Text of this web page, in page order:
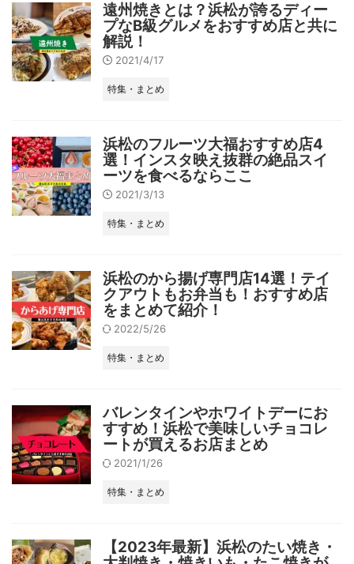
遠州焼きとは？浜松が誇るディー
プなB級グルメをおすすめ店と共に
解説！
2021/4/17
特集・まとめ
浜松のフルーツ大福おすすめ店4
選！インスタ映え抜群の絶品スイ
ーツを食べるならここ
2021/3/13
特集・まとめ
浜松のから揚げ専門店14選！テイ
クアウトもお弁当も！おすすめ店
をまとめて紹介！
2022/5/26
特集・まとめ
バレンタインやホワイトデーにお
すすめ！浜松で美味しいチョコレ
ートが買えるお店まとめ
2021/1/26
特集・まとめ
【2023年最新】浜松のたい焼き・